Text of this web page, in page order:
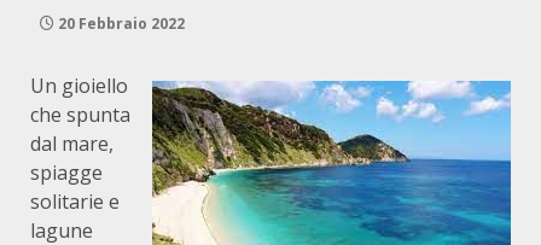
20 Febbraio 2022
Un gioiello
che spunta
dal mare,
spiagge
solitarie e
lagune